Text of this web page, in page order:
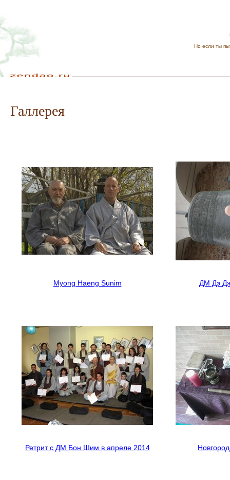
Но если ты
Галлерея
Myong Haeng Sunim ДМ Дэ
Ретрит с ДМ Бон Шим в апреле 2014